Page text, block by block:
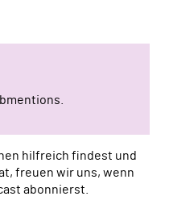
hilfreich findest und
freuen wir uns, wenn
abonnierst.